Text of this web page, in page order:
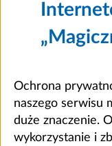
Ochrona
naszego serwisu
duże znaczenie.
wykorzystanie i